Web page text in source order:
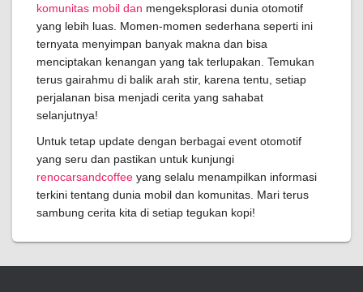
komunitas mobil dan mengeksplorasi dunia otomotif
yang lebih luas. Momen-momen sederhana seperti ini
ternyata menyimpan banyak makna dan bisa
menciptakan kenangan yang tak terlupakan. Temukan
terus gairahmu di balik arah stir, karena tentu, setiap
perjalanan bisa menjadi cerita yang sahabat
selanjutnya!
Untuk tetap update dengan berbagai event otomotif
yang seru dan pastikan untuk kunjungi
renocarsandcoffee yang selalu menampilkan informasi
terkini tentang dunia mobil dan komunitas. Mari terus
sambung cerita kita di setiap tegukan kopi!